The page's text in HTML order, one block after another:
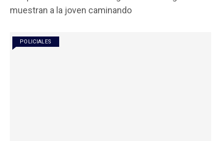
b
o
k
er s
p
muestran a la joven caminando
POLICIALES